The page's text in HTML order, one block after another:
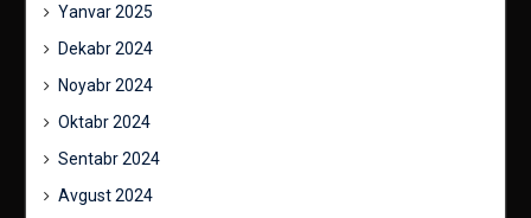
Yanvar 2025
Dekabr 2024
Noyabr 2024
Oktabr 2024
Sentabr 2024
Avgust 2024